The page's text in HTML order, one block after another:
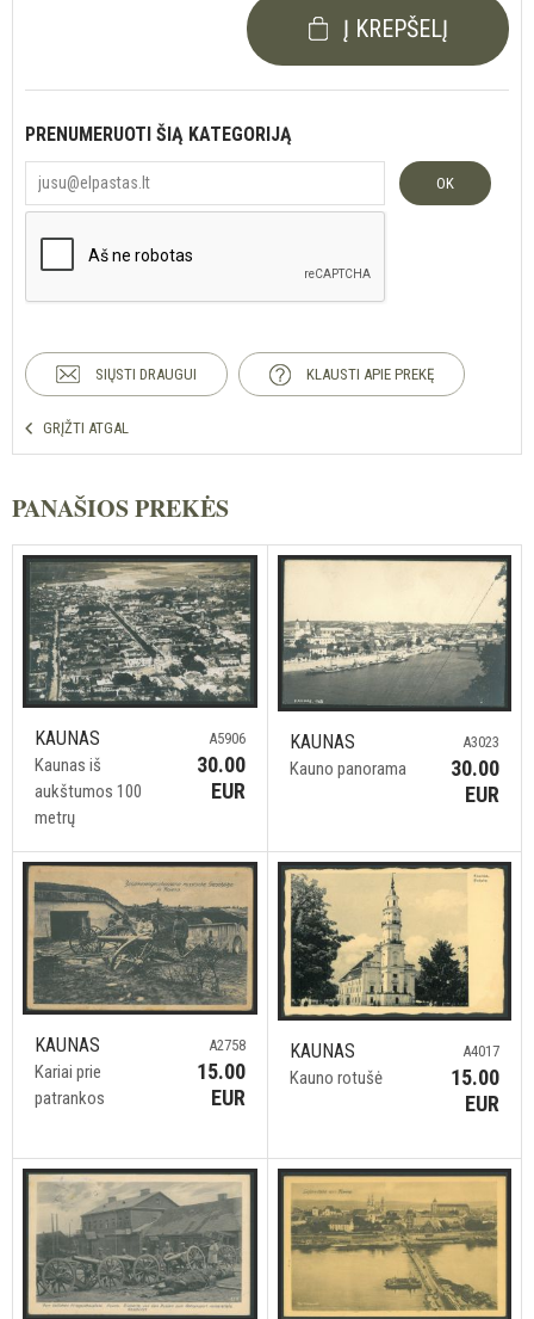
Į KREPŠELĮ
PRENUMERUOTI ŠIĄ KATEGORIJĄ
OK
SIŲSTI DRAUGUI KLAUSTI APIE PREKĘ
GRĮŽTI ATGAL
PANAŠIOS PREKĖS
KAUNAS
Kaunas iš
aukštumos 100
metrų
A5906
30.00
EUR
KAUNAS
Kauno panorama
A3023
30.00
EUR
KAUNAS
Kariai prie
patrankos
A2758
15.00
EUR
KAUNAS
Kauno rotušė
A4017
15.00
EUR